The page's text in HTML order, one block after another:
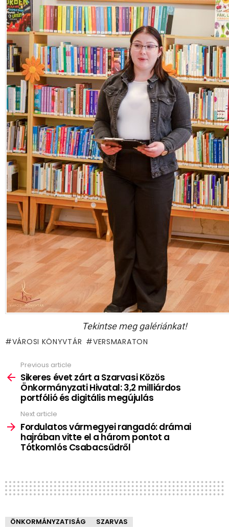
Tekintse meg galériánkat!
VÁROSI KÖNYVTÁR VERSMARATON
more
Previous article
Sikeres évet zárt a Szarvasi Közös
Önkormányzati Hivatal: 3,2 milliárdos
portfólió és digitális megújulás
Next article
Fordulatos vármegyei rangadó: drámai
hajrában vitte el a három pontot a
Tótkomlós Csabacsűdről
ÖNKORMÁNYZATISÁG SZARVAS